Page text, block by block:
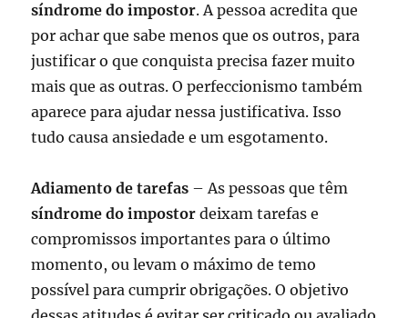
síndrome do impostor. A pessoa acredita que
por achar que sabe menos que os outros, para
justificar o que conquista precisa fazer muito
mais que as outras. O perfeccionismo também
aparece para ajudar nessa justificativa. Isso
tudo causa ansiedade e um esgotamento.
Adiamento de tarefas – As pessoas que têm
síndrome do impostor deixam tarefas e
compromissos importantes para o último
momento, ou levam o máximo de temo
possível para cumprir obrigações. O objetivo